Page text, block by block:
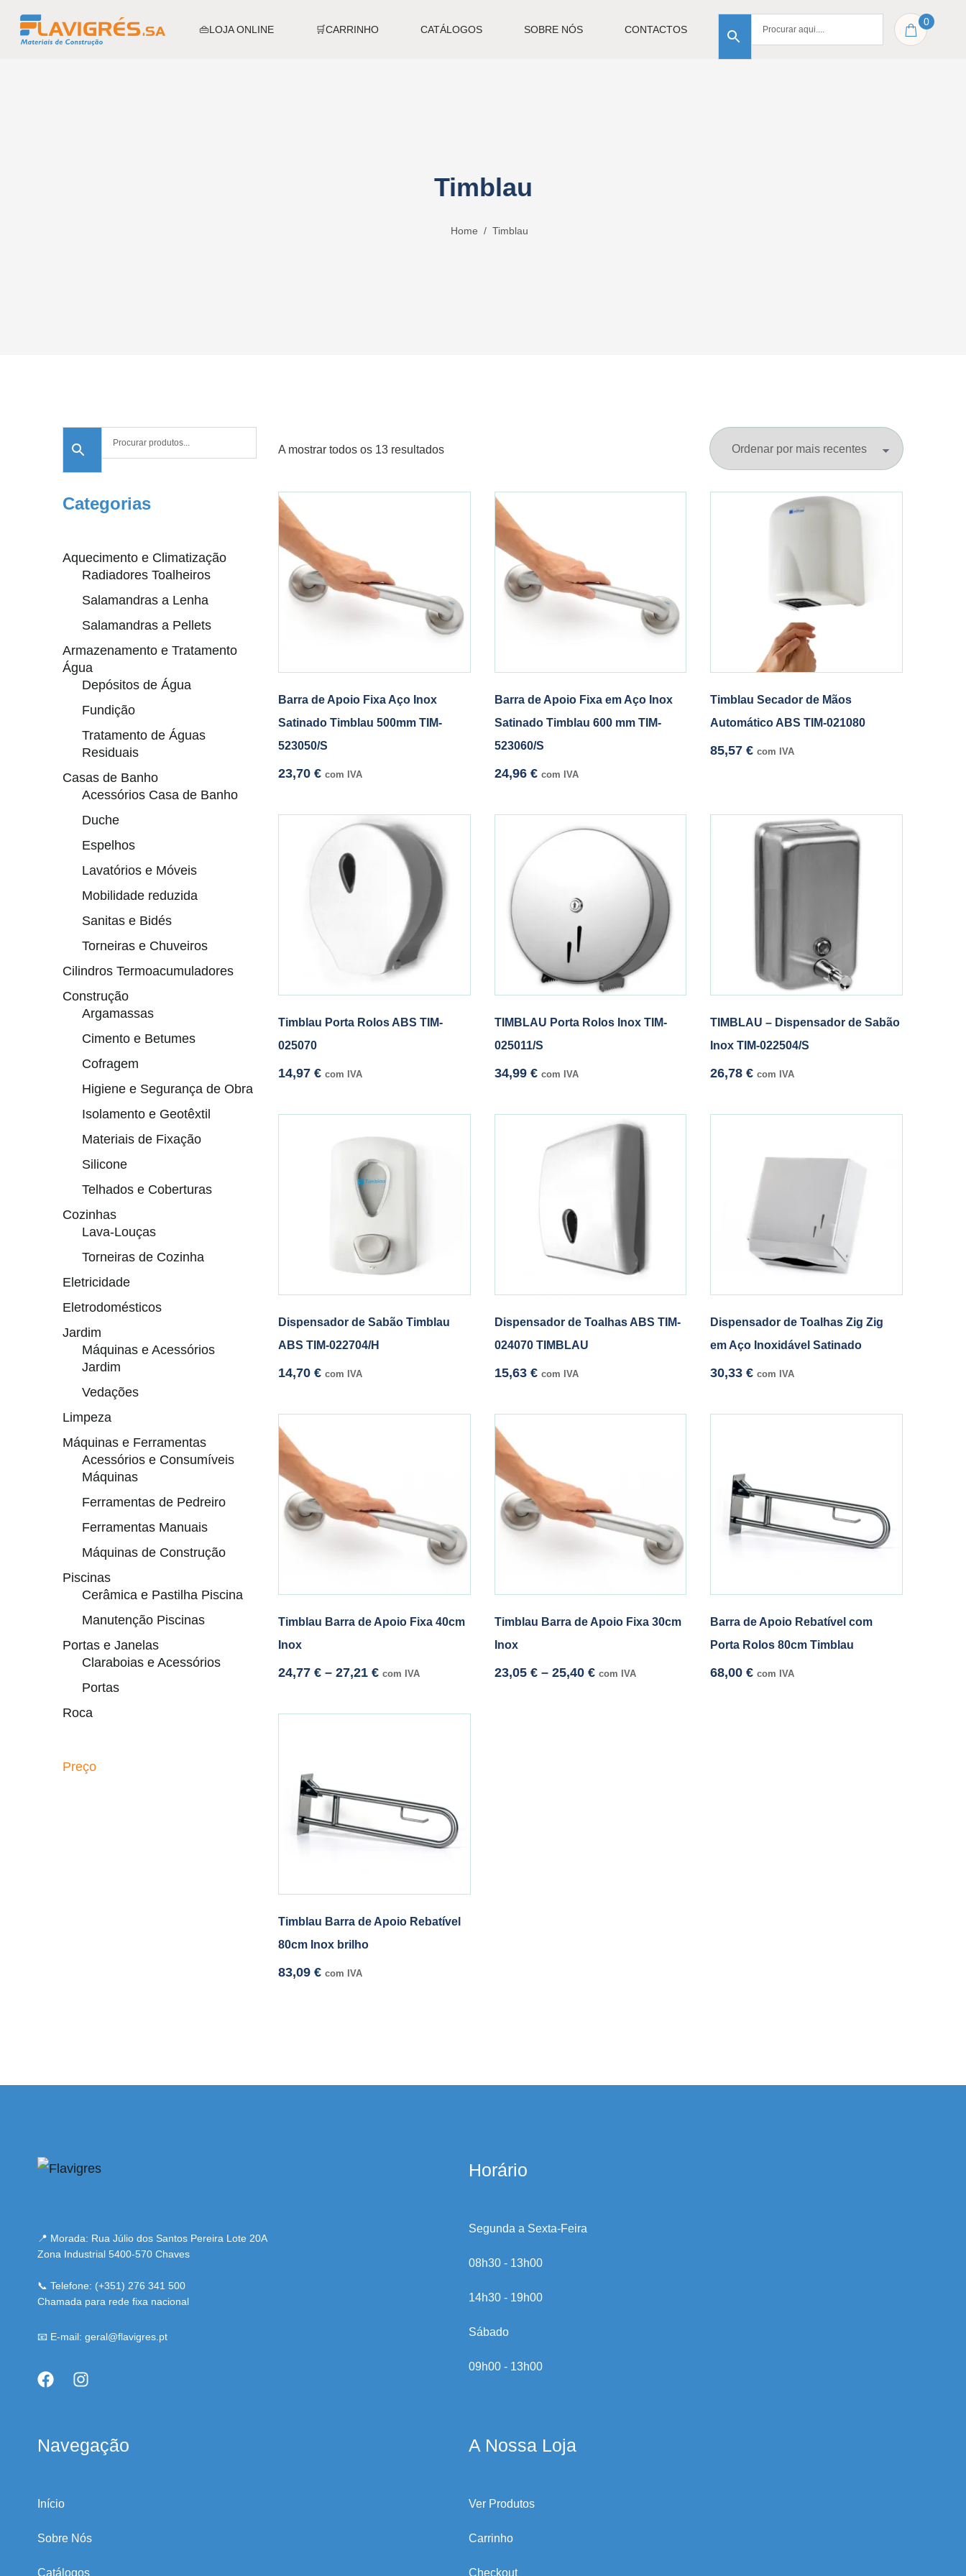
👜LOJA ONLINE 🛒CARRINHO CATÁLOGOS SOBRE NÓS CONTACTOS
0
Timblau
Home Timblau
A mostrar todos os 13 resultados
Barra de Apoio Fixa Aço Inox
Satinado Timblau 500mm TIM-
523050/S
23,70 € com IVA
Barra de Apoio Fixa em Aço Inox
Satinado Timblau 600 mm TIM-
523060/S
24,96 € com IVA
Timblau Secador de Mãos
Automático ABS TIM-021080
85,57€ com IVA
Timblau Porta Rolos ABS TIM-
025070
14,97 € com IVA
TIMBLAU Porta Rolos Inox TIM-
025011/S
34,99 € com IVA
TIMBLAU – Dispensador de Sabão
Inox TIM-022504/S
26,78€ com IVA
Dispensador de Sabão Timblau
ABS TIM-022704/H
14,70 € com IVA
Dispensador de Toalhas ABS TIM-
024070 TIMBLAU
15,63 € com IVA
Dispensador de Toalhas Zig Zig
em Aço Inoxidável Satinado
30,33€ com IVA
Timblau Barra de Apoio Fixa 40cm
Inox
24,77 € – 27,21 € com IVA
Timblau Barra de Apoio Fixa 30cm
Inox
23,05 € – 25,40 € com IVA
Barra de Apoio Rebatível com
Porta Rolos 80cm Timblau
68,00€ com IVA
Timblau Barra de Apoio Rebatível
80cm Inox brilho
83,09 € com IVA
Categorias
Aquecimento e Climatização
Radiadores Toalheiros
Salamandras a Lenha
Salamandras a Pellets
Armazenamento e Tratamento
Água
Depósitos de Água
Fundição
Tratamento de Águas
Residuais
Casas de Banho
Acessórios Casa de Banho
Duche
Espelhos
Lavatórios e Móveis
Mobilidade reduzida
Sanitas e Bidés
Torneiras e Chuveiros
Cilindros Termoacumuladores
Construção
Argamassas
Cimento e Betumes
Cofragem
Higiene e Segurança de Obra
Isolamento e Geotêxtil
Materiais de Fixação
Silicone
Telhados e Coberturas
Cozinhas
Lava-Louças
Torneiras de Cozinha
Eletricidade
Eletrodomésticos
Jardim
Máquinas e Acessórios
Jardim
Vedações
Limpeza
Máquinas e Ferramentas
Acessórios e Consumíveis
Máquinas
Ferramentas de Pedreiro
Ferramentas Manuais
Máquinas de Construção
Piscinas
Cerâmica e Pastilha Piscina
Manutenção Piscinas
Portas e Janelas
Claraboias e Acessórios
Portas
Roca
Preço
📍 Morada: Rua Júlio dos Santos Pereira Lote 20A
Zona Industrial 5400-570 Chaves
📞 Telefone: (+351) 276 341 500
Chamada para rede fixa nacional
📧 E-mail: geral@flavigres.pt
Horário
Segunda a Sexta-Feira
08h30 - 13h00
14h30 - 19h00
Sábado
09h00 - 13h00
Navegação
Início
Sobre Nós
Catálogos
A Nossa Loja
Ver Produtos
Carrinho
Checkout